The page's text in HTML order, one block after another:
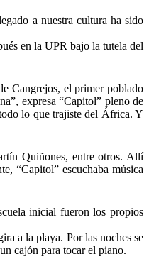
a nuestra cultura ha sido
en la UPR bajo la tutela del
Cangrejos, el primer poblado
expresa “Capitol” pleno de
lo que trajiste del África. Y
Quiñones, entre otros. Allí
“Capitol” escuchaba música
inicial fueron los propios
a la playa. Por las noches se
cajón para tocar el piano.